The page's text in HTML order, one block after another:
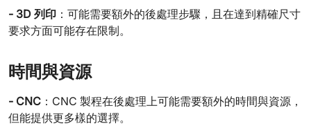
- 3D 列印 ：可能需要額外的後處理步驟，且在達到精確尺寸
要求方面可能存在限制。
時間與資源
- CNC ：CNC 製程在後處理上可能需要額外的時間與資源，
但能提供更多樣的選擇。